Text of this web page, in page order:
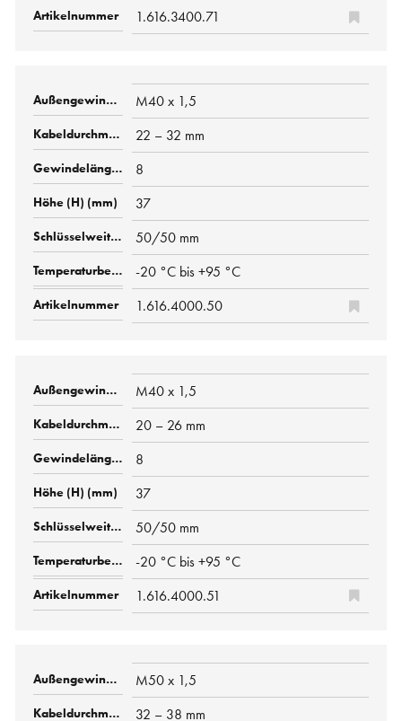
1.616.3400.71
M40 x 1,5
22 – 32 mm
8
37
50/50 mm
-20 °C bis +95 °C
1.616.4000.50
M40 x 1,5
20 – 26 mm
8
37
50/50 mm
-20 °C bis +95 °C
1.616.4000.51
M50 x 1,5
32 – 38 mm